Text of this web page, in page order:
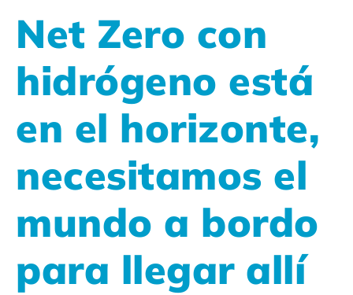
Net Zero con
hidrógeno está
en el horizonte,
necesitamos el
mundo a bordo
para llegar allí